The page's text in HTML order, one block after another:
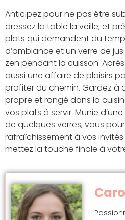
Anticipez pour ne pas être
dressez la table la veille, et
plats qui demandent du
d’ambiance et un verre de
zen pendant la cuisson.
aussi une affaire de plaisirs
profiter du chemin. Gardez à
propre et rangé dans la
vos plats à servir. Munie
de quelques verres, vous
rafraîchissement à vos
mettez la touche finale à